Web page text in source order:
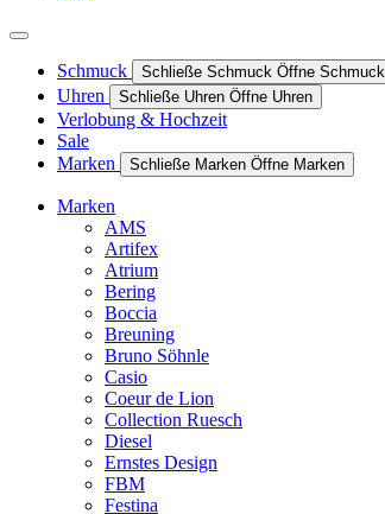
Schmuck Schließe Schmuck Öffne Schmuck
Uhren Schließe Uhren Öffne Uhren
Verlobung & Hochzeit
Sale
Marken
Schließe Marken Öffne Marken
Marken
AMS
Artifex
Atrium
Bering
Boccia
Breuning
Bruno Söhnle
Casio
Coeur de Lion
Collection Ruesch
Diesel
Ernstes Design
FBM
Festina